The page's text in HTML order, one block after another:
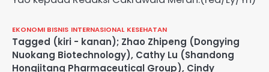
EKONOMI BISNIS INTERNASIONAL KESEHATAN
Tagged (kiri - kanan); Zhao Zhipeng (Dongying
Nuokang Biotechnology), Cathy Lu (Shandong
Hongjitang Pharmaceutical Group), Cindy